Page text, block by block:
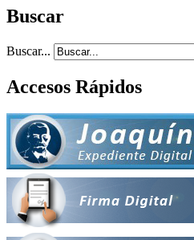
Buscar
Buscar...
Accesos Rápidos